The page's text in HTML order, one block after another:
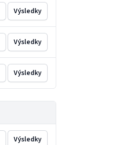
Výsledky
Výsledky
Výsledky
Výsledky